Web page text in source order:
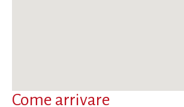
Come arrivare